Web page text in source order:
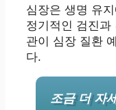
심장은 생명 유
정기적인 검진과
관이 심장 질환
다.
조금 더 자